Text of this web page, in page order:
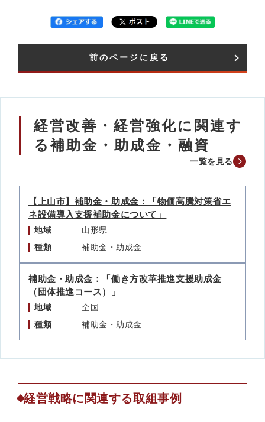
前のページに戻る
経営改善・経営強化に関連す
る補助金・助成金・融資
一覧を見る
【上山市】補助金・助成金：「物価高騰対策省エ
ネ設備導入支援補助金について」
地域
山形県
種類
補助金・助成金
補助金・助成金：「働き方改革推進支援助成金
（団体推進コース）」
地域
全国
種類
補助金・助成金
経営戦略に関連する取組事例